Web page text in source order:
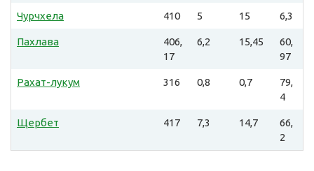
Чурчхела 410 5 15 6,3
Пахлава
406,
17
6,2 15,45
60,
97
Рахат-лукум 316 0,8 0,7
79,
4
Щербет 417 7,3 14,7
66,
2